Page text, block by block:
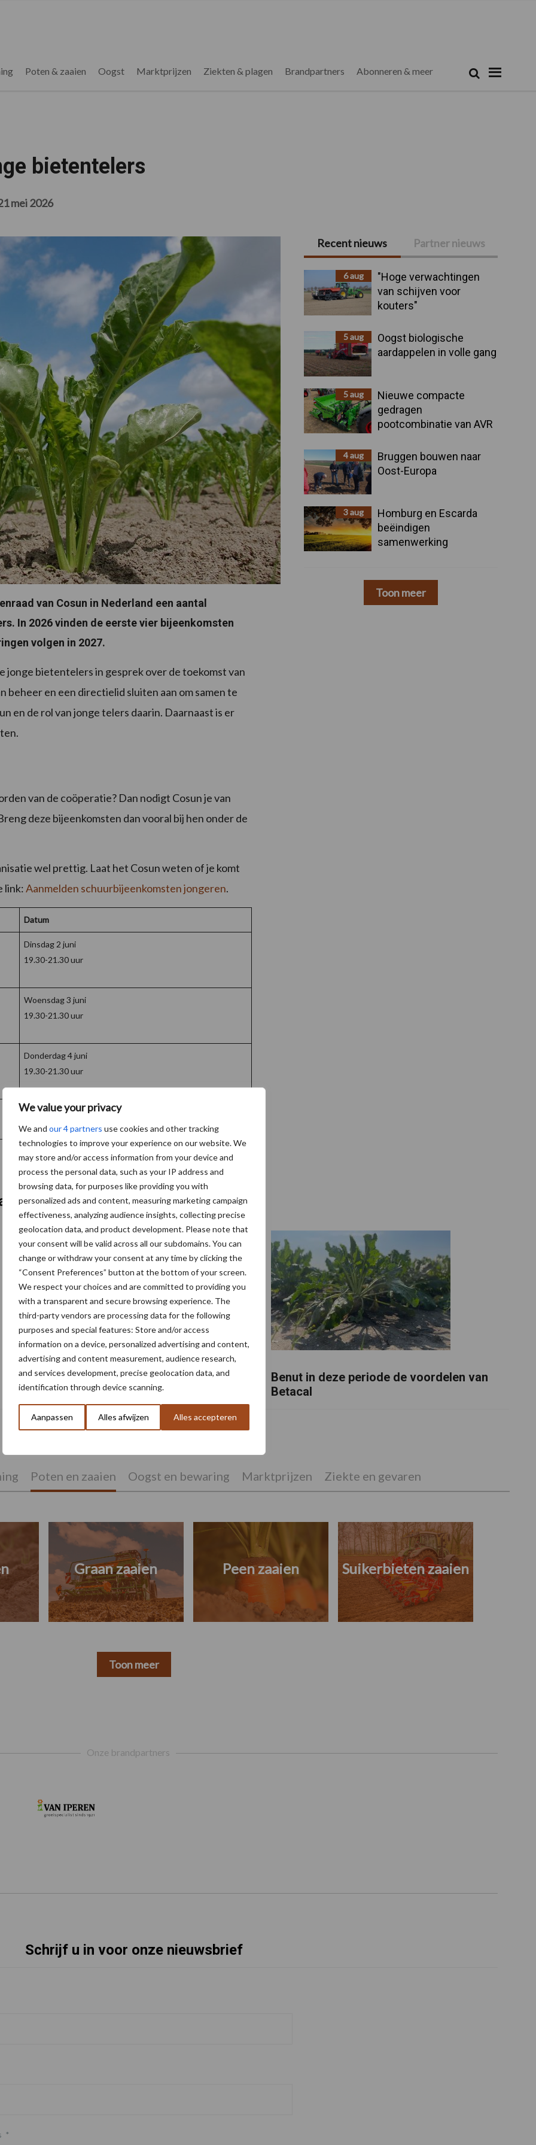
We value your privacy
We and our 4 partners use cookies and other tracking
technologies to improve your experience on our website. We
may store and/or access information from your device and
process the personal data, such as your IP address and
browsing data, for purposes like providing you with
personalized ads and content, measuring marketing campaign
effectiveness, analyzing audience insights, collecting precise
geolocation data, and product development. Please note that
your consent will be valid across all our subdomains. You can
change or withdraw your consent at any time by clicking the
“Consent Preferences” button at the bottom of your screen.
We respect your choices and are committed to providing you
with a transparent and secure browsing experience. The
third-party vendors are processing data for the following
purposes and special features: Store and/or access
information on a device, personalized advertising and content,
advertising and content measurement, audience research,
and services development, precise geolocation data, and
identification through device scanning.
Aanpassen Alles afwijzen Alles accepteren
Poten & zaaien Oogst Marktprijzen Ziekten & plagen Brandpartners Abonneren & meer Zoek
bietentelers
mei 2026
van Cosun in Nederland een aantal
In 2026 vinden de eerste vier bijeenkomsten
volgen in 2027.
jonge bietentelers in gesprek over de toekomst van
beheer en een directielid sluiten aan om samen te
en de rol van jonge telers daarin. Daarnaast is er
van de coöperatie? Dan nodigt Cosun je van
deze bijeenkomsten dan vooral bij hen onder de
wel prettig. Laat het Cosun weten of je komt
link:Aanmelden schuurbijeenkomsten jongeren.
Datum
Dinsdag 2 juni
19.30-21.30 uur
Woensdag 3 juni
19.30-21.30 uur
Donderdag 4 juni
19.30-21.30 uur
November
Primaire
Sidebar
Recent nieuws Partner nieuws
6 aug
"Hoge verwachtingen
van schijven voor
kouters"
5 aug
Oogst biologische
aardappelen in volle gang
5 aug
Nieuwe compacte
gedragen
pootcombinatie van AVR
4 aug
Bruggen bouwen naar
Oost-Europa
3 aug
Homburg en Escarda
beëindigen
samenwerking
Toon meer
Check op rhizomaniesymptomen in de
suikerbieten
Benut in deze periode de voordelen van
Betacal
Poten en zaaien Oogst en bewaring Marktprijzen Ziekte en gevaren
Graan zaaien Peen zaaien Suikerbieten zaaien
Toon meer
Onze brandpartners
Schrijf u in voor onze nieuwsbrief
*